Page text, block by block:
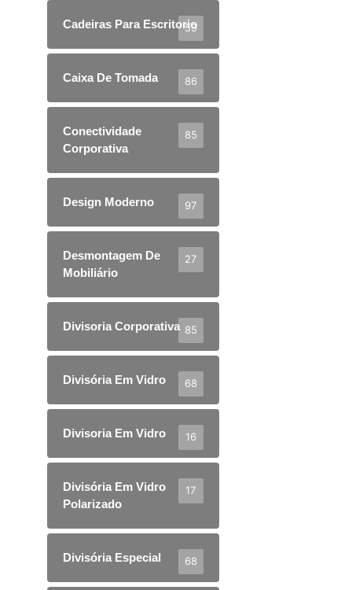
Cadeiras Para Escritorio
59
Caixa De Tomada 86
Conectividade
Corporativa
85
Design Moderno 97
Desmontagem De
Mobiliário
27
Divisoria Corporativa 85
Divisória Em Vidro 68
Divisoria Em Vidro 16
Divisória Em Vidro
Polarizado
17
Divisória Especial 68